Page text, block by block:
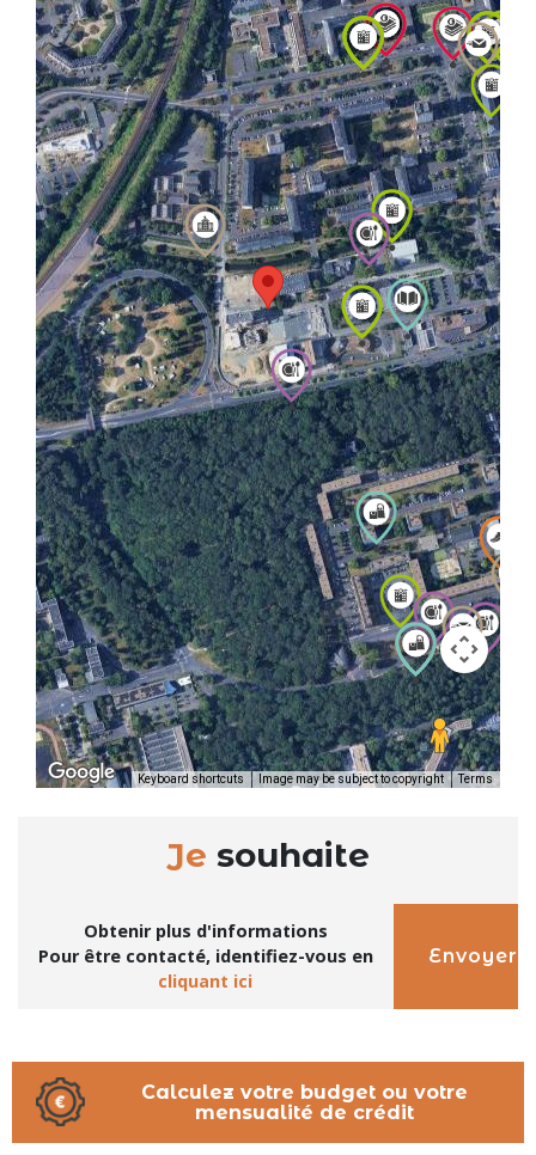
Keyboard shortcuts Image may be subject to copyright Terms
Je souhaite
Obtenir plus d'informations
Pour être contacté, identifiez-vous en
cliquant ici
Envoyer
Calculez votre budget ou votre
mensualité de crédit